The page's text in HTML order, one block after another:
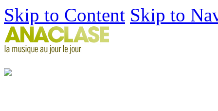
Skip to Content Skip to